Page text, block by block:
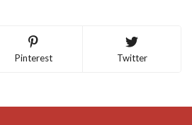
Pinterest Twitter